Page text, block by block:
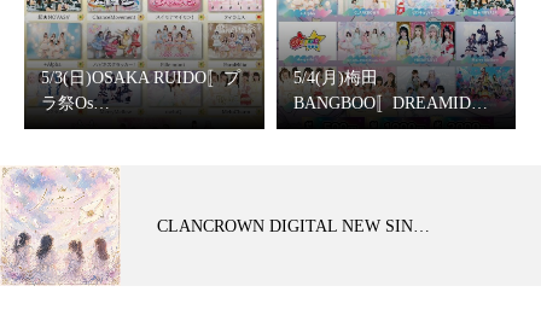
5/3(日)OSAKA RUIDO〚プ
ラ祭Os…
5/4(月)梅田
BANGBOO〚DREAMID…
CLANCROWN DIGITAL NEW SIN…